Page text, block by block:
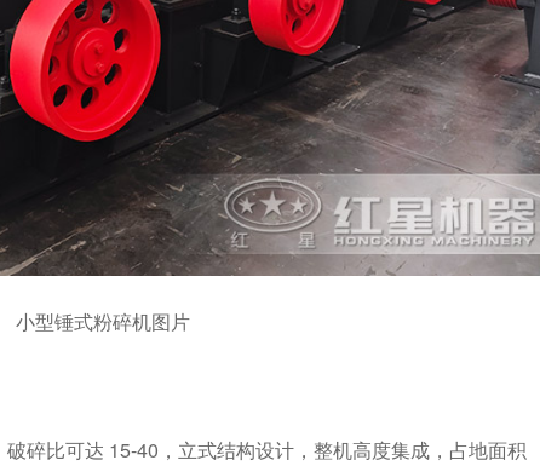
小型锤式粉碎机图片
碎比可达 ‌15-40‌，立式结构设计，整机高度集成，占地面积